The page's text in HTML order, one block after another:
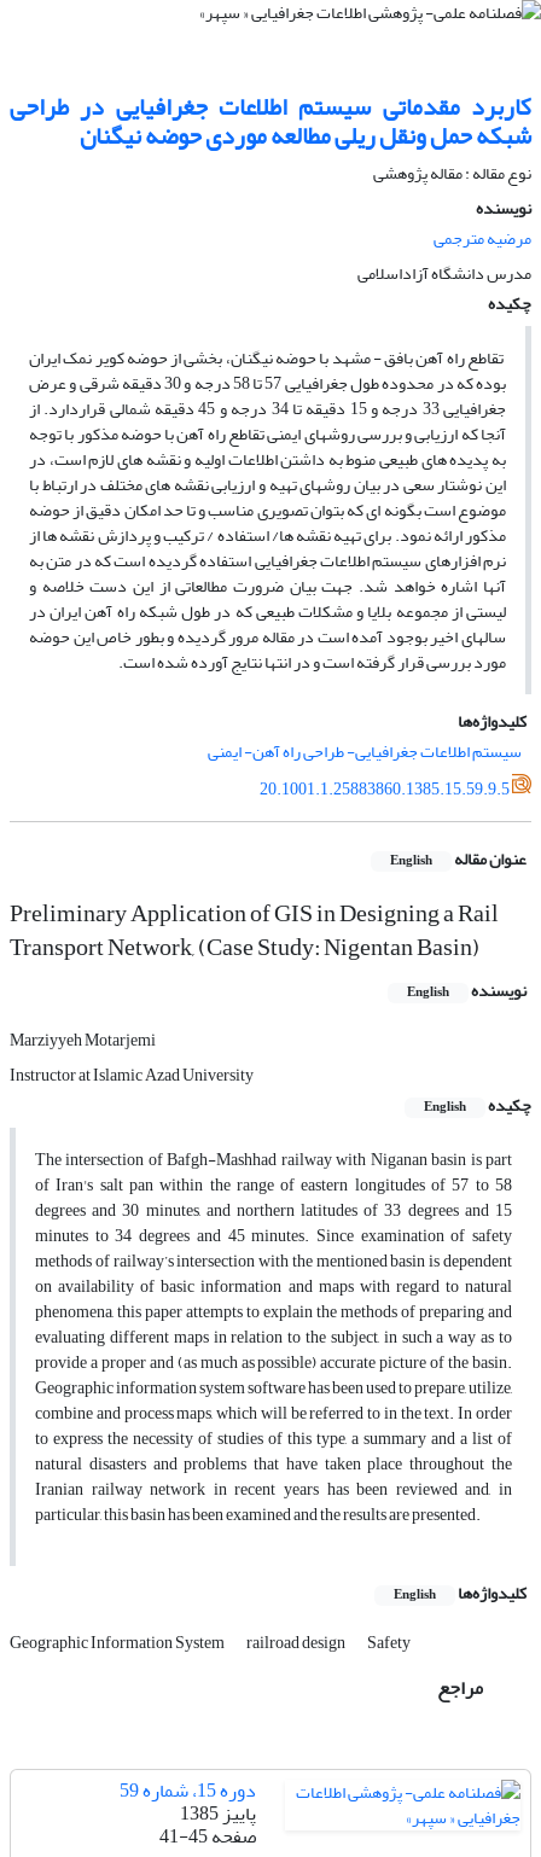
کاربرد مقدماتى سیستم اطلاعات جغرافیایى در طراحى
شبکه حمل ونقل ریلى مطالعه موردى حوضه نیگنان
نوع مقاله : مقاله پژوهشی
نویسنده
مرضیه مترجمی
مدرس دانشگاه آزاداسلامى
چکیده
تقاطع راه آهن بافق - مشهد با حوضه نیگنان، بخشى از حوضه کویر نمک ایران
بوده که در محدوده طول جغرافیایى 57 تا 58 درجه و 30 دقیقه شرقى و عرض
جغرافیایى 33 درجه و 15 دقیقه تا 34 درجه و 45 دقیقه شمالى قراردارد. از
آنجا که ارزیابى و بررسى روشهاى ایمنى تقاطع راه آهن با حوضه مذکور با توجه
به پدیده ‏هاى طبیعى منوط به داشتن اطلاعات اولیه و نقشه‏ هاى لازم است، در
این نوشتار سعى در بیان روشهاى تهیه و ارزیابى نقشه‏ هاى مختلف در ارتباط با
موضوع است بگونه‏ اى که بتوان تصویرى مناسب و تا حد امکان دقیق از حوضه
مذکور ارائه نمود. براى تهیه نقشه ‏ها/ استفاده / ترکیب و پردازش نقشه ‏ها از
نرم افزارهاى سیستم اطلاعات جغرافیایى استفاده گردیده است که در متن به
آنها اشاره خواهد شد. جهت بیان ضرورت مطالعاتى از این دست خلاصه و
لیستى از مجموعه بلایا و مشکلات طبیعى که در طول شبکه راه آهن ایران در
سالهاى اخیر بوجود آمده است در مقاله مرور گردیده و بطور خاص این حوضه
مورد بررسى قرار گرفته است و در انتها نتایج آورده شده است.
کلیدواژه‌ها
سیستم اطلاعات جغرافیایى- طراحى راه آهن- ایمنى
20.1001.1.25883860.1385.15.59.9.5
عنوان مقاله English
Preliminary Application of GIS in Designing a Rail
Transport Network, (Case Study: Nigentan Basin)
نویسنده English
Marziyyeh Motarjemi
Instructor at Islamic Azad University
چکیده
English
The intersection of Bafgh-Mashhad railway with Niganan basin is part
of Iran's salt pan within the range of eastern longitudes of 57 to 58
degrees and 30 minutes, and northern latitudes of 33 degrees and 15
minutes to 34 degrees and 45 minutes. Since examination of safety
methods of railway’s intersection with the mentioned basin is dependent
on availability of basic information and maps with regard to natural
phenomena, this paper attempts to explain the methods of preparing and
evaluating different maps in relation to the subject, in such a way as to
provide a proper and (as much as possible) accurate picture of the basin.
Geographic information system software has been used to prepare, utilize,
combine and process maps, which will be referred to in the text. In order
to express the necessity of studies of this type, a summary and a list of
natural disasters and problems that have taken place throughout the
Iranian railway network in recent years has been reviewed and, in
particular, this basin has been examined and the results are presented.
کلیدواژه‌ها English
Geographic Information System railroad design Safety
مراجع
دوره 15، شماره 59
پاییز 1385
صفحه41-45